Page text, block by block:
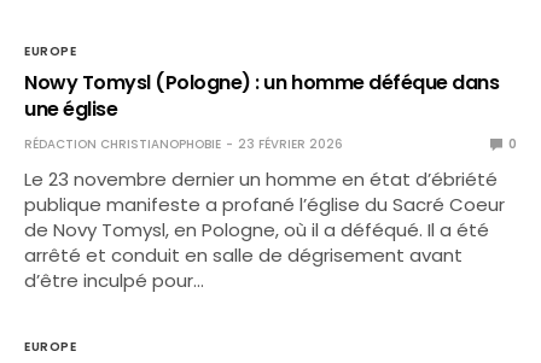
EUROPE
Nowy Tomysl (Pologne) : un homme déféque dans
une église
RÉDACTION CHRISTIANOPHOBIE 23 FÉVRIER 2026 0
Le 23 novembre dernier un homme en état d’ébriété
publique manifeste a profané l’église du Sacré Coeur
de Novy Tomysl, en Pologne, où il a déféqué. Il a été
arrêté et conduit en salle de dégrisement avant
d’être inculpé pour…
EUROPE